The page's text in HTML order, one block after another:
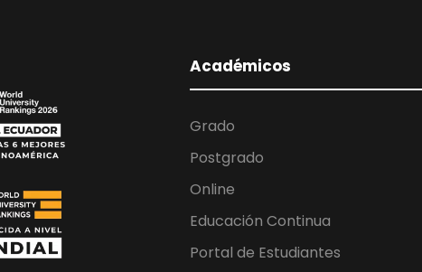
Académicos
Grado
Postgrado
Online
Educación Continua
Portal de Estudiantes